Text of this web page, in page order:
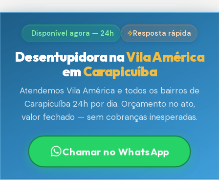
Disponível agora — 24h Resposta rápida
Desentupidora naVila América
emCarapicuíba
Atendemos Vila América e todos os bairros de
Carapicuíba 24h por dia. Orçamento no ato,
valor fechado — sem cobranças inesperadas.
Chamar no WhatsApp